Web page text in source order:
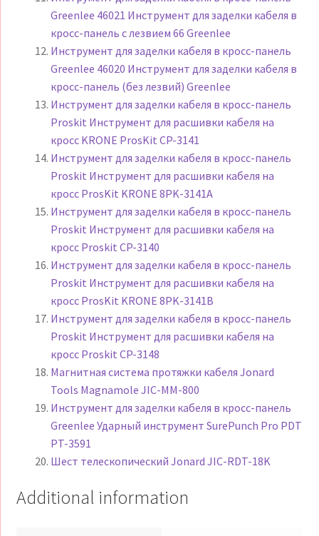
Greenlee 46021 Инструмент для заделки кабеля в
кросс-панель с лезвием 66 Greenlee
Инструмент для заделки кабеля в кросс-панель
Greenlee 46020 Инструмент для заделки кабеля в
кросс-панель (без лезвий) Greenlee
Инструмент для заделки кабеля в кросс-панель
Proskit Инструмент для расшивки кабеля на
кросс KRONE ProsKit CP-3141
Инструмент для заделки кабеля в кросс-панель
Proskit Инструмент для расшивки кабеля на
кросс ProsKit KRONE 8PK-3141A
Инструмент для заделки кабеля в кросс-панель
Proskit Инструмент для расшивки кабеля на
кросс Proskit CP-3140
Инструмент для заделки кабеля в кросс-панель
Proskit Инструмент для расшивки кабеля на
кросс ProsKit KRONE 8PK-3141B
Инструмент для заделки кабеля в кросс-панель
Proskit Инструмент для расшивки кабеля на
кросс Proskit CP-3148
Магнитная система протяжки кабеля Jonard
Tools Magnamole JIC-MM-800
Инструмент для заделки кабеля в кросс-панель
Greenlee Ударный инструмент SurePunch Pro PDT
PT-3591
Шест телескопический Jonard JIC-RDT-18K
Additional information